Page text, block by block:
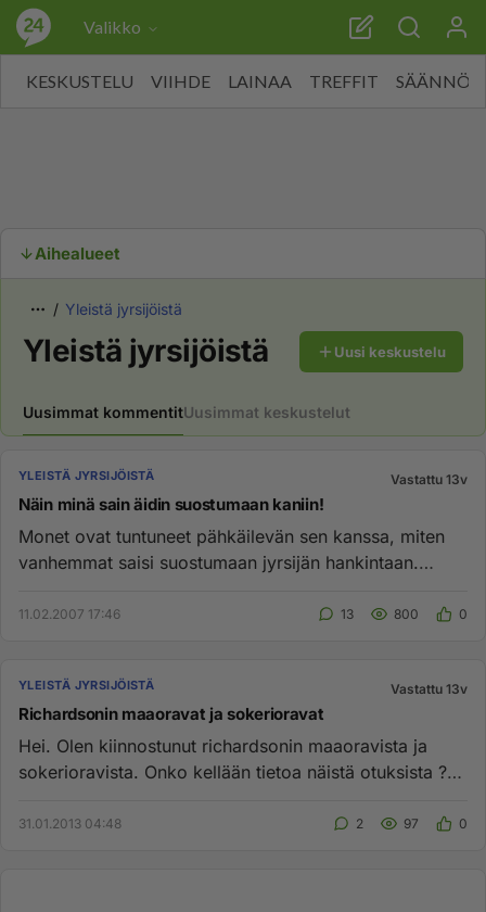
Valikko
KESKUSTELU VIIHDE LAINAA TREFFIT SÄÄNNÖT
Aihealueet
Yleistä jyrsijöistä
Yleistä jyrsijöistä Uusi keskustelu
Uusimmat kommentitUusimmat keskustelut
YLEISTÄ JYRSIJÖISTÄ Vastattu 13v
Näin minä sain äidin suostumaan kaniin!
Monet ovat tuntuneet pähkäilevän sen kanssa, miten
vanhemmat saisi suostumaan jyrsijän hankintaan.
11.02.2007 17:46 13 800 0
YLEISTÄ JYRSIJÖISTÄ Vastattu 13v
Richardsonin maaoravat ja sokerioravat
Hei. Olen kiinnostunut richardsonin maaoravista ja
sokerioravista. Onko kellään tietoa näistä otuksista ?
31.01.2013 04:48 2 97 0